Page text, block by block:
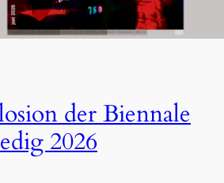
der Biennale
2026